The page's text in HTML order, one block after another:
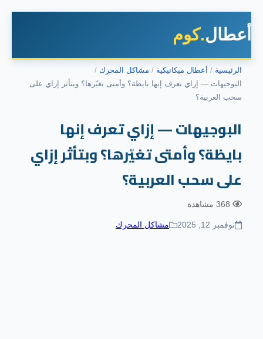
أعطال.كوم
الرئيسية أعطال ميكانيكية
مشاكل المحرك
البوجيهات — إزاي تعرف إنها بايظة؟ وأمتى تغيّرها؟ وبتأثر إزاي على
سحب العربية؟
البوجيهات — إزاي تعرف إنها
بايظة؟ وأمتى تغيّرها؟ وبتأثر إزاي
على سحب العربية؟
368 مشاهدة
نوفمبر 12, 2025 مشاكل المحرك